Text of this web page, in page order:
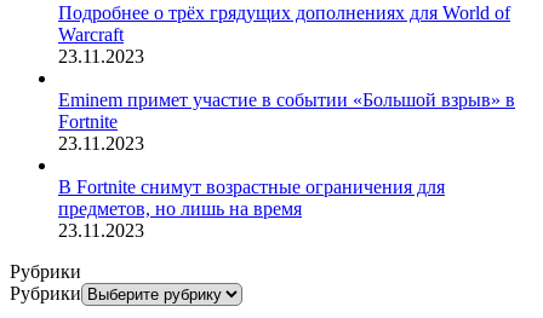
Подробнее о трёх грядущих дополнениях для World of
Warcraft
23.11.2023
Eminem примет участие в событии «Большой взрыв» в
Fortnite
23.11.2023
В Fortnite снимут возрастные ограничения для
предметов, но лишь на время
23.11.2023
Рубрики
Рубрики